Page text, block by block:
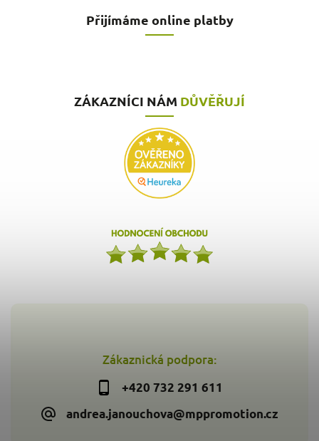
Zákaznická podpora:
+420 732 291 611
andrea.janouchova@mppromotion.cz
Přijímáme online platby
ZÁKAZNÍCI NÁM DŮVĚŘUJÍ